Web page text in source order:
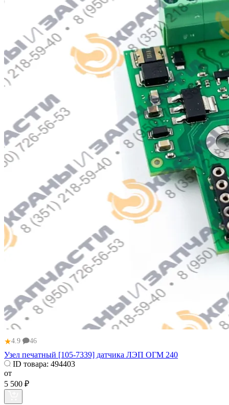
★4.9 46
Узел печатный [105-7339] датчика ЛЭП ОГМ 240
ID товара: 494403
от
5 500 ₽